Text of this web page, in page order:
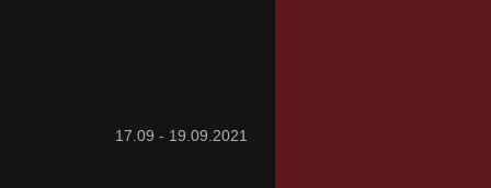
17.09 - 19.09.2021